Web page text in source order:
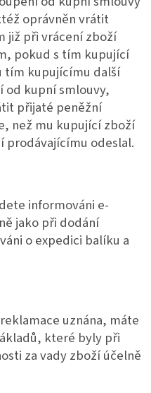
oprávněn vrátit
již při vrácení zboží
pokud s tím kupující
tím kupujícímu další
od kupní smlouvy,
přijaté peněžní
než mu kupující zboží
prodávajícímu odeslal.
informováni e-
jako při dodání
o expedici balíku a
uznána, máte
které byly při
za vady zboží účelně